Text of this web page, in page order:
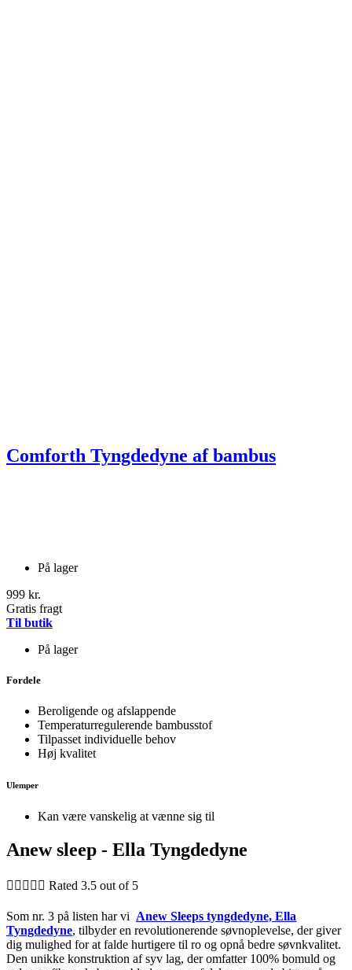
Comforth Tyngdedyne af bambus​
På lager
999 kr.
Gratis fragt
Til butik
På lager
Fordele
Beroligende og afslappende
Temperaturregulerende bambusstof
Tilpasset individuelle behov
Høj kvalitet
Ulemper
Kan være vanskelig at vænne sig til
Anew sleep - Ella Tyngdedyne​
     Rated 3.5 out of 5
Som nr. 3 på listen har vi Anew Sleeps tyngdedyne, Ella
Tyngdedyne, tilbyder en revolutionerende søvnoplevelse, der giver
dig mulighed for at falde hurtigere til ro og opnå bedre søvnkvalitet.
Den unikke konstruktion af syv lag, der omfatter 100% bomuld og